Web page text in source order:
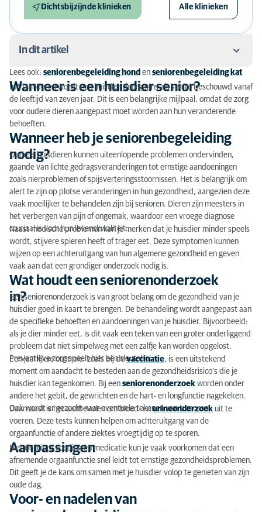
Dichtsbijzijnde klinieken Alle klinieken
In dit artikel
Wanneer is een huisdier senior?
Wanneer heb je seniorenbegeleiding nodig?
Aanpassingen
Voor- en nadelen van seniorenbegeleiding
Twijfels of vragen?
Lees ook: seniorenbegeleiding hond en seniorenbegeleiding kat
Wanneer is een huisdier senior?
In Vlaanderen wordt een huisdier doorgaans als senior beschouwd vanaf
de leeftijd van zeven jaar. Dit is een belangrijke mijlpaal, omdat de zorg
voor oudere dieren aangepast moet worden aan hun veranderende
behoeften.
Wanneer heb je seniorenbegeleiding
nodig?
Oudere huisdieren kunnen uiteenlopende problemen ondervinden,
gaande van lichte gedragsveranderingen tot ernstige aandoeningen
zoals nierproblemen of spijsverteringsstoornissen. Het is belangrijk om
alert te zijn op plotse veranderingen in hun gezondheid, aangezien deze
vaak moeilijker te behandelen zijn bij senioren. Dieren zijn meesters in
het verbergen van pijn of ongemak, waardoor een vroege diagnose
cruciaal is voor hun levenskwaliteit.
Naast medische problemen kan je merken dat je huisdier minder speels
wordt, stijvere spieren heeft of trager eet. Deze symptomen kunnen
wijzen op een achteruitgang van hun algemene gezondheid en geven
vaak aan dat een grondiger onderzoek nodig is.
Wat houdt een seniorenonderzoek
in?
Een seniorenonderzoek is van groot belang om de gezondheid van je
huisdier goed in kaart te brengen. De behandeling wordt aangepast aan
de specifieke behoeften en aandoeningen van je huisdier. Bijvoorbeeld:
als je dier minder eet, is dit vaak een teken van een groter onderliggend
probleem dat niet simpelweg met een zalfje kan worden opgelost.
Preventieve zorg speelt hier een sleutelrol.
Een jaarlijkse controle, zoals bij devaccinatie, is een uitstekend
moment om aandacht te besteden aan de gezondheidsrisico’s die je
huisdier kan tegenkomen. Bij een seniorenonderzoek worden onder
andere het gebit, de gewrichten en de hart- en longfunctie nagekeken.
Ook wordt er gezocht naar eventuele tekenen van tumoren.
Daarnaast is het aanbevolen om bloed- enurineonderzoek uit te
voeren. Deze tests kunnen helpen om achteruitgang van de
orgaanfunctie of andere ziektes vroegtijdig op te sporen.
Aanpassingen
Met de juiste voeding en medicatie kun je vaak voorkomen dat een
afnemende orgaanfunctie snel leidt tot ernstige gezondheidsproblemen.
Dit geeft je de kans om samen met je huisdier volop te genieten van zijn
oude dag.
Voor- en nadelen van